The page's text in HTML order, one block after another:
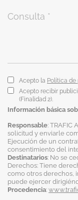
Acepto la Política
Acepto recibir
(Finalidad 2).
Información básica
Responsable: TRAFIC
solicitud y enviarle
Ejecución de un
consentimiento del
Destinatarios: No se
Derechos: Tiene
como otros derechos,
puede ejercer
Procedencia: